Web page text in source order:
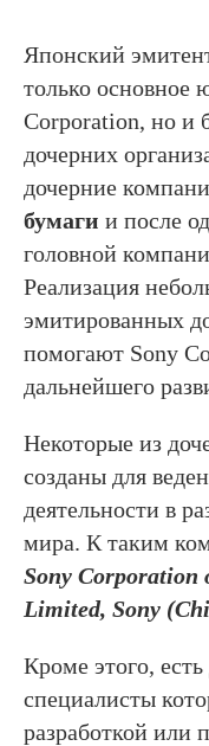
Японский
только основное
Corporation, но и
дочерних
дочерние
бумаги и после
головной
Реализация
эмитированных
помогают Sony
дальнейшего
Некоторые из
созданы для
деятельности в
мира. К таким
Sony Corporation
Limited, Sony
Кроме этого,
специалисты
разработкой или